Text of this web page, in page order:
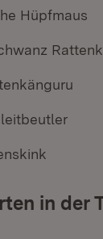
Hüpfmaus
in der